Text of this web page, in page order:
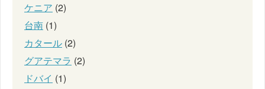
ケニア (2)
台南 (1)
カタール (2)
グアテマラ (2)
ドバイ (1)